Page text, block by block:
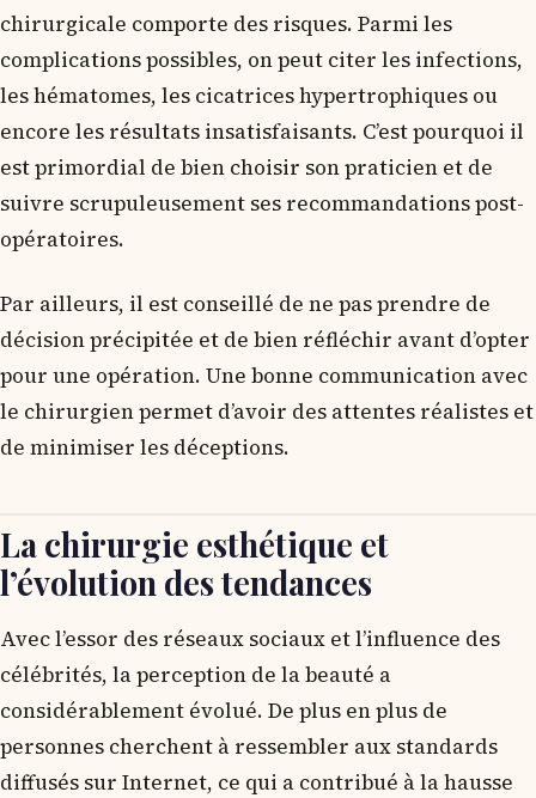
chirurgicale comporte des risques. Parmi les
complications possibles, on peut citer les infections,
les hématomes, les cicatrices hypertrophiques ou
encore les résultats insatisfaisants. C’est pourquoi il
est primordial de bien choisir son praticien et de
suivre scrupuleusement ses recommandations post-
opératoires.
Par ailleurs, il est conseillé de ne pas prendre de
décision précipitée et de bien réfléchir avant d’opter
pour une opération. Une bonne communication avec
le chirurgien permet d’avoir des attentes réalistes et
de minimiser les déceptions.
La chirurgie esthétique et
l’évolution des tendances
Avec l’essor des réseaux sociaux et l’influence des
célébrités, la perception de la beauté a
considérablement évolué. De plus en plus de
personnes cherchent à ressembler aux standards
diffusés sur Internet, ce qui a contribué à la hausse